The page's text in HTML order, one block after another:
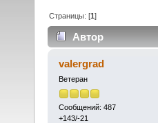
Страницы: [1]
Автор
valergrad
Ветеран
Сообщений: 487
+143/-21